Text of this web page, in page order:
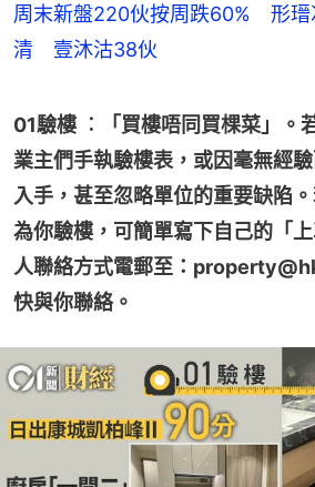
周末新盤220伙按周跌60% 形瑨
清 壹沐沽38伙
01驗樓 ︰「買樓唔同買棵菜」。
業主們手執驗樓表，或因毫無經
入手，甚至忽略單位的重要缺陷
為你驗樓，可簡單寫下自己的「
人聯絡方式電郵至：
快與你聯絡。